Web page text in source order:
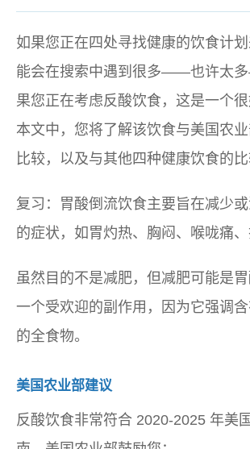
如果您正在四处寻找健康的饮食计划
能会在搜索中遇到很多——也许太
果您正在考虑反酸饮食，这是一个
本文中，您将了解该饮食与美国农
比较，以及与其他四种健康饮食的比
复习：胃酸倒流饮食主要旨在减少
的症状，如胃灼热、胸闷、喉咙痛、
虽然目的不是减肥，但减肥可能是
一个受欢迎的副作用，因为它强调
的全食物。
美国农业部建议
反酸饮食非常符合 2020-2025 年美